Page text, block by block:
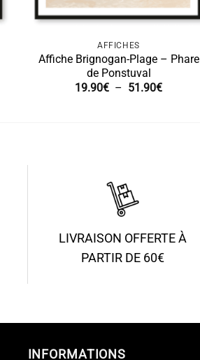
AFFICHES
Affiche Brignogan-Plage – Phare
de Ponstuval
19.90€ – 51.90€Plage
LIVRAISON OFFERTE À
PARTIR DE 60€
INFORMATIONS